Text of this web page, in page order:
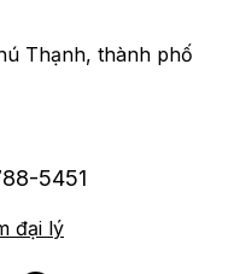
tầng hầm
Thạnh, thành phố
5451
đại lý